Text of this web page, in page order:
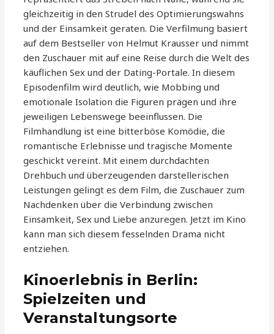
gleichzeitig in den Strudel des Optimierungswahns
und der Einsamkeit geraten. Die Verfilmung basiert
auf dem Bestseller von Helmut Krausser und nimmt
den Zuschauer mit auf eine Reise durch die Welt des
käuflichen Sex und der Dating-Portale. In diesem
Episodenfilm wird deutlich, wie Mobbing und
emotionale Isolation die Figuren prägen und ihre
jeweiligen Lebenswege beeinflussen. Die
Filmhandlung ist eine bitterböse Komödie, die
romantische Erlebnisse und tragische Momente
geschickt vereint. Mit einem durchdachten
Drehbuch und überzeugenden darstellerischen
Leistungen gelingt es dem Film, die Zuschauer zum
Nachdenken über die Verbindung zwischen
Einsamkeit, Sex und Liebe anzuregen. Jetzt im Kino
kann man sich diesem fesselnden Drama nicht
entziehen.
Kinoerlebnis in Berlin:
Spielzeiten und
Veranstaltungsorte